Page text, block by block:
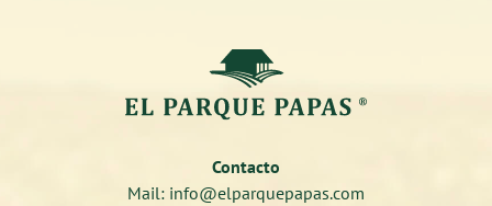
Contacto
Mail: info@elparquepapas.com